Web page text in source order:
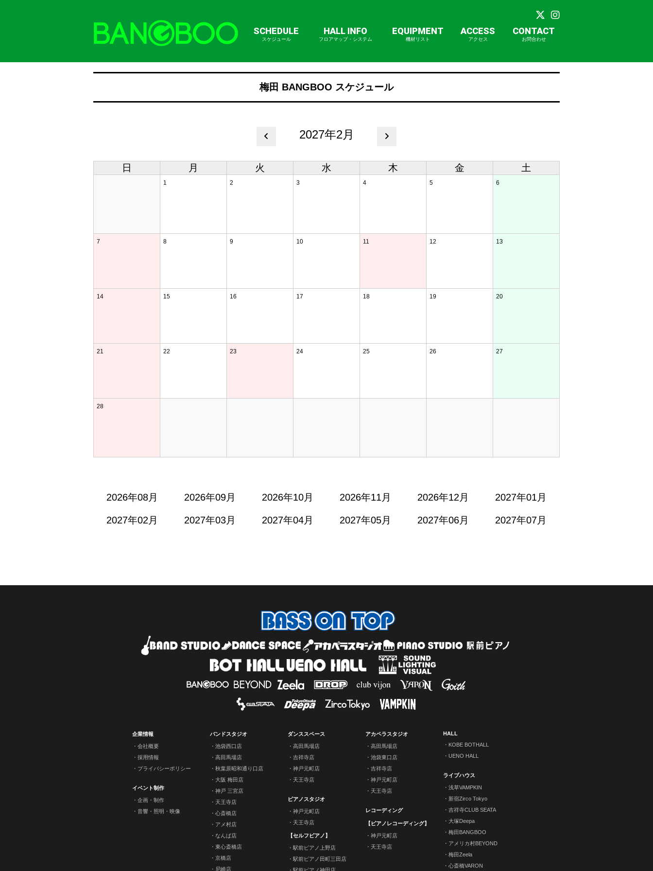
SCHEDULE
スケジュール
HALL INFO
フロアマップ・システム
EQUIPMENT
機材リスト
ACCESS
アクセス
CONTACT
お問合わせ
梅田 BANGBOO スケジュール
2027年2月
日 月 火 水 木 金 土
1 2 3 4 5 6
7 8 9 10 11 12 13
14 15 16 17 18 19 20
21 22 23 24 25 26 27
28
2026年08月 2026年09月 2026年10月 2026年11月 2026年12月 2027年01月
2027年02月 2027年03月 2027年04月 2027年05月 2027年06月 2027年07月
企業情報
会社概要
採用情報
プライバシーポリシー
イベント制作
企画・制作
音響・照明・映像
バンドスタジオ
池袋西口店
高田馬場店
秋葉原昭和通り口店
大阪 梅田店
神戸 三宮店
天王寺店
心斎橋店
アメ村店
なんば店
東心斎橋店
京橋店
尼崎店
ダンススペース
高田馬場店
吉祥寺店
神戸元町店
天王寺店
ピアノスタジオ
神戸元町店
天王寺店
【セルフピアノ】
駅前ピアノ上野店
駅前ピアノ田町三田店
アカペラスタジオ
高田馬場店
池袋東口店
吉祥寺店
神戸元町店
天王寺店
レコーディング
【ピアノレコーディング】
神戸元町店
天王寺店
HALL
KOBE BOTHALL
UENO HALL
ライブハウス
浅草VAMPKIN
新宿Zirco Tokyo
吉祥寺CLUB SEATA
大塚Deepa
梅田BANGBOO
アメリカ村BEYOND
梅田Zeela
心斎橋VARON